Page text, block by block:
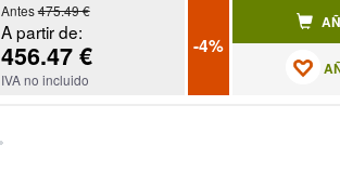
Antes475.49 €
A partir de:
456.47 €
IVA no incluido
-4%